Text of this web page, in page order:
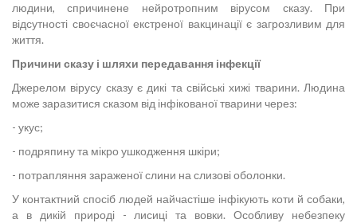
людини, спричинене нейротропним вірусом сказу. При
відсутності своєчасної екстреної вакцинації є загрозливим для
життя.
Причини сказу і шляхи передавання інфекції
Джерелом вірусу сказу є дикі та свійські хижі тварини. Людина
може заразитися сказом від інфікованої тварини через:
- укус;
- подряпину та мікро ушкодження шкіри;
- потрапляння зараженої слини на слизові оболонки.
У контактний спосіб людей найчастіше інфікують коти й собаки,
а в дикій природі - лисиці та вовки. Особливу небезпеку